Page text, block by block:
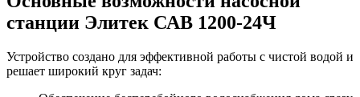
станции Элитек САВ 1200-24Ч
Устройство создано для эффективной работы с чистой водой и
решает широкий круг задач: